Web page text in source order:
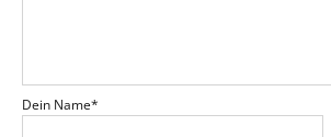
Dein Name*